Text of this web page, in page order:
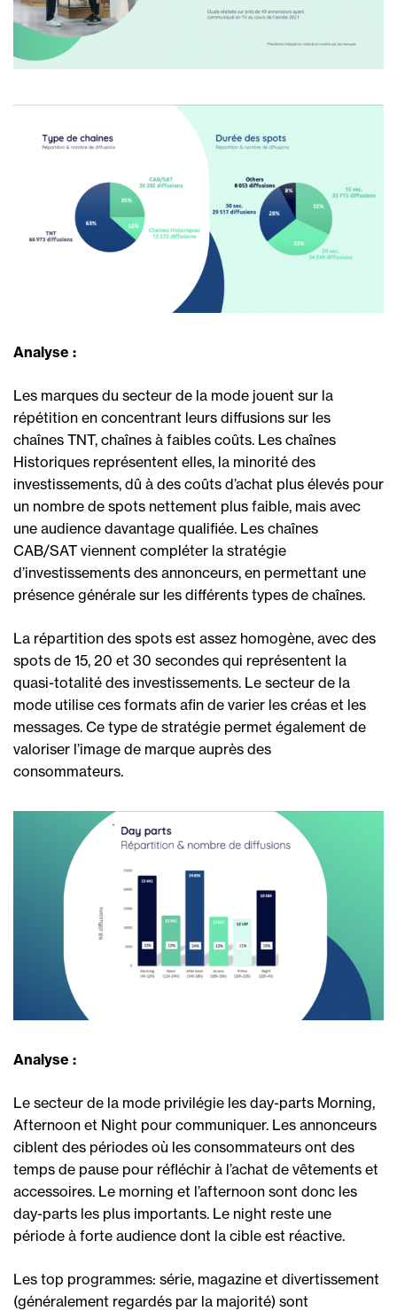
Analyse :
Les marques du secteur de la mode jouent sur la
répétition en concentrant leurs diffusions sur les
chaînes TNT, chaînes à faibles coûts. Les chaînes
Historiques représentent elles, la minorité des
investissements, dû à des coûts d’achat plus élevés pour
un nombre de spots nettement plus faible, mais avec
une audience davantage qualifiée. Les chaînes
CAB/SAT viennent compléter la stratégie
d’investissements des annonceurs, en permettant une
présence générale sur les différents types de chaînes.
La répartition des spots est assez homogène, avec des
spots de 15, 20 et 30 secondes qui représentent la
quasi-totalité des investissements. Le secteur de la
mode utilise ces formats afin de varier les créas et les
messages. Ce type de stratégie permet également de
valoriser l’image de marque auprès des
consommateurs.
Analyse :
Le secteur de la mode privilégie les day-parts Morning,
Afternoon et Night pour communiquer. Les annonceurs
ciblent des périodes où les consommateurs ont des
temps de pause pour réfléchir à l’achat de vêtements et
accessoires. Le morning et l’afternoon sont donc les
day-parts les plus importants. Le night reste une
période à forte audience dont la cible est réactive.
Les top programmes: série, magazine et divertissement
(généralement regardés par la majorité) sont